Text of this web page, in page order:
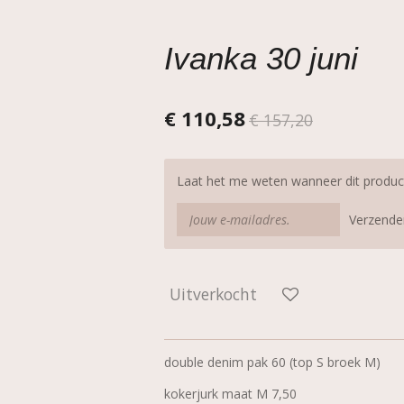
Ivanka 30 juni
€ 110,58€ 157,20
Laat het me weten wanneer dit
Uitverkocht
double denim pak 60 (top S broek M)
kokerjurk maat M 7,50